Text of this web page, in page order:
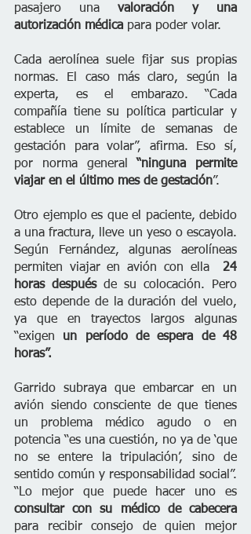
pasajero una valoración y una
autorización médica para poder volar.
Cada aerolínea suele fijar sus propias
normas. El caso más claro, según la
experta, es el embarazo. “Cada
compañía tiene su política particular y
establece un límite de semanas de
gestación para volar”, afirma. Eso sí,
por norma general “ninguna permite
viajar en el último mes de gestación”.
Otro ejemplo es que el paciente, debido
a una fractura, lleve un yeso o escayola.
Según Fernández, algunas aerolíneas
permiten viajar en avión con ella
24
horas después de su colocación. Pero
esto depende de la duración del vuelo,
ya que en trayectos largos algunas
“exigen un período de espera de 48
horas”.
Garrido subraya que embarcar en un
avión siendo consciente de que tienes
un problema médico agudo o en
potencia “es una cuestión, no ya de ‘que
no se entere la tripulación’, sino de
sentido común y responsabilidad social”.
consultar con su médico de cabecera
para recibir consejo de quien mejor